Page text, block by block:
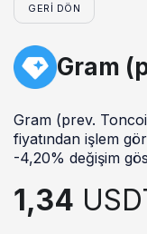
GERI DÖN
Gram
Gram (prev.
fiyatından işlem
-4,20% değişim
1,34